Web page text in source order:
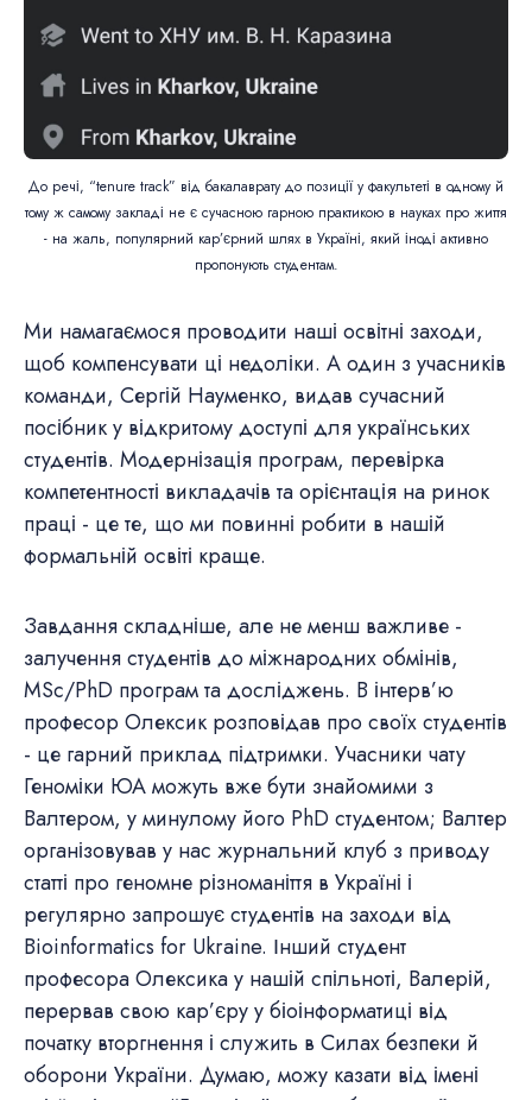
До речі, “tenure track” від бакалаврату до позиції у факультеті в одному й
тому ж самому закладі не є сучасною гарною практикою в науках про життя
- на жаль, популярний кар’єрний шлях в Україні, який іноді активно
пропонують студентам.
Ми намагаємося проводити наші освітні заходи,
щоб компенсувати ці недоліки. А один з учасників
команди, Сергій Науменко, видав сучасний
посібник у відкритому доступі для українських
студентів. Модернізація програм, перевірка
компетентності викладачів та орієнтація на ринок
праці - це те, що ми повинні робити в нашій
формальній освіті краще.
Завдання складніше, але не менш важливе -
залучення студентів до міжнародних обмінів,
MSc/PhD програм та досліджень. В інтерв’ю
професор Олексик розповідав про своїх студентів
- це гарний приклад підтримки. Учасники чату
Геноміки ЮА можуть вже бути знайомими з
Валтером, у минулому його PhD студентом; Валтер
організовував у нас журнальний клуб з приводу
статті про геномне різноманіття в Україні і
регулярно запрошує студентів на заходи від
Bioinformatics for Ukraine. Інший студент
професора Олексика у нашій спільноті, Валерій,
перервав свою кар’єру у біоінформатиці від
початку вторгнення і служить в Силах безпеки й
оборони України. Думаю, можу казати від імені